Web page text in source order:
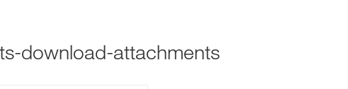
download-attachments